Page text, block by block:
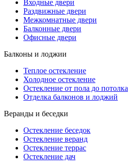
Входные двери
Раздвижные двери
Межкомнатные двери
Балконные двери
Офисные двери
Балконы и лоджии
Теплое остекление
Холодное остекление
Остекление от пола до потолка
Отделка балконов и лоджий
Веранды и беседки
Остекление беседок
Остекление веранд
Остекление террас
Остекление дач